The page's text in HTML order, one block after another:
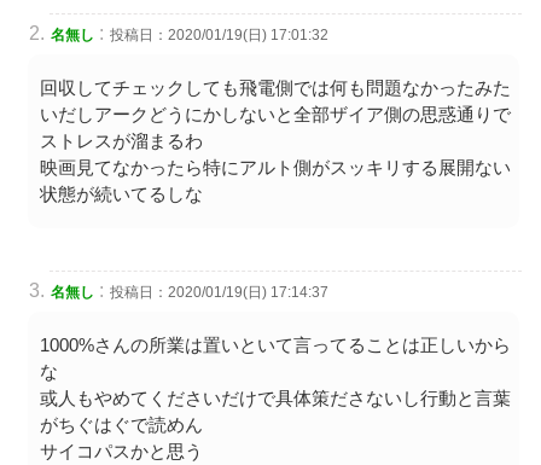
名無し : 投稿日：2020/01/19(日) 17:01:32
回収してチェックしても飛電側では何も問題なかったみた
いだしアークどうにかしないと全部ザイア側の思惑通りで
ストレスが溜まるわ
映画見てなかったら特にアルト側がスッキリする展開ない
状態が続いてるしな
名無し : 投稿日：2020/01/19(日) 17:14:37
1000%さんの所業は置いといて言ってることは正しいから
な
或人もやめてくださいだけで具体策ださないし行動と言葉
がちぐはぐで読めん
サイコパスかと思う